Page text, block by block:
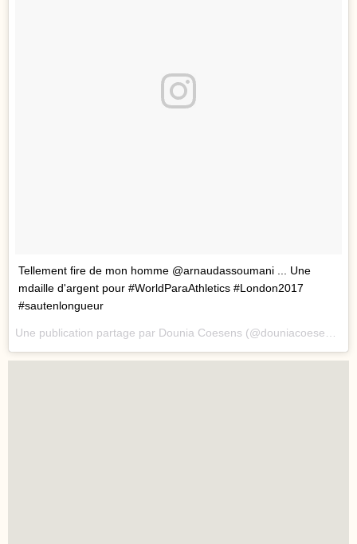
Tellement fire de mon homme @arnaudassoumani ... Une
mdaille d'argent pour #WorldParaAthletics #London2017
#sautenlongueur